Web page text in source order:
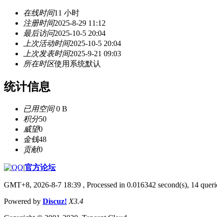
在线时间11 小时
注册时间2025-8-29 11:12
最后访问2025-10-5 20:04
上次活动时间2025-10-5 20:04
上次发表时间2025-9-21 09:03
所在时区使用系统默认
统计信息
已用空间0 B
积分50
威望0
金钱48
贡献0
|官方论坛
GMT+8, 2026-8-7 18:39 , Processed in 0.016342 second(s), 14
Powered by Discuz! X3.4